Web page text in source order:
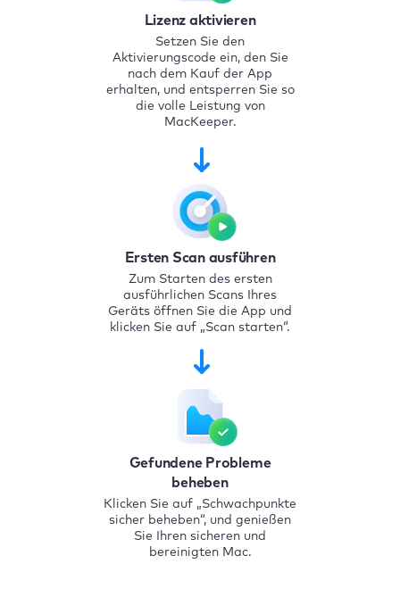
Lizenz aktivieren
Setzen Sie den
Aktivierungscode ein, den Sie
nach dem Kauf der App
erhalten, und entsperren Sie so
die volle Leistung von
MacKeeper.
Ersten Scan ausführen
Zum Starten des ersten
ausführlichen Scans Ihres
Geräts öffnen Sie die App und
klicken Sie auf „Scan starten“.
Gefundene Probleme
beheben
Klicken Sie auf „Schwachpunkte
sicher beheben“, und genießen
Sie Ihren sicheren und
bereinigten Mac.